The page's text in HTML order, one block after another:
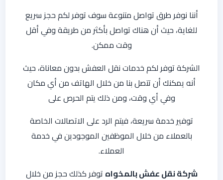
أننا نوفر طرق تواصل متنوعة سوف توفر لكم حجز سريع
للغاية، حيث أن هناك تواصل بأكثر من طريقة وفي أقل
وقت ممكن.
الشركة توفر لكم خدمات نقل العفش بدون معاناة، حيث
أنه يمكنك أن تتصل بنا من خلال الهاتف من أي مكان
وفي أي وقت، ومن ذلك يتم الحرص على
توفير خدمة سريعة، فيتم الرد على الاتصالات الخاصة
بالعملاء من خلال الموظفين الموجودين في خدمة
العملاء.
شركة نقل عفش بالمخواه توفر كذلك حجز من خلال